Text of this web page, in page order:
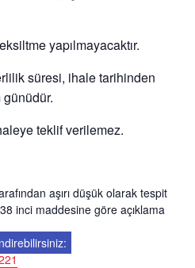
yapılmayacaktır.
süresi, ihale tarihinden
teklif verilemez.
aşırı düşük olarak tespit
inci maddesine göre açıklama